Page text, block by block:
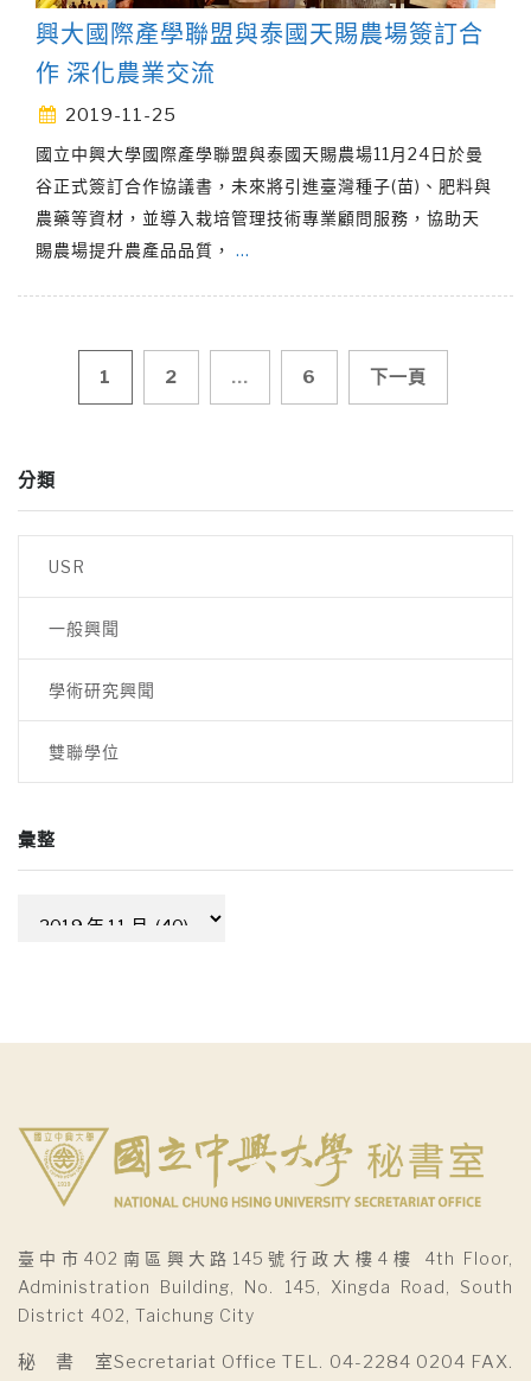
興大國際產學聯盟與泰國天賜農場簽訂合
作 深化農業交流
2019-11-25
國立中興大學國際產學聯盟與泰國天賜農場11月24日於曼
谷正式簽訂合作協議書，未來將引進臺灣種子(苗)、肥料與
農藥等資材，並導入栽培管理技術專業顧問服務，協助天
賜農場提升農產品品質， …
導
覽
1 2 ... 6 下一頁
分類
USR
一般興聞
學術研究興聞
雙聯學位
彙整
臺中市402南區興大路145號行政大樓4樓 4th Floor,
Administration Building, No. 145, Xingda Road, South
District 402, Taichung City
秘 書 室Secretariat Office TEL. 04-2284 0204 FAX.